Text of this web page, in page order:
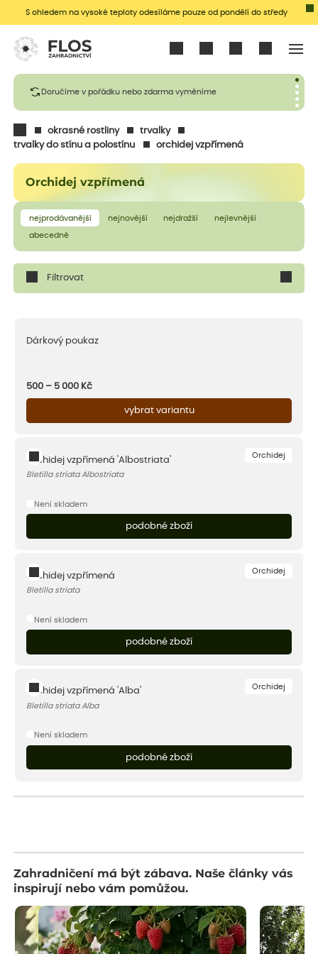
S ohledem na vysoké teploty odesíláme pouze od pondělí do středy
Doručíme v pořádku nebo zdarma vyměníme
okrasné rostliny
trvalky
trvalky do stínu a polostínu
orchidej vzpřímená
Orchidej vzpřímená
nejprodávanější nejnovější nejdražší nejlevnější
abecedně
Filtrovat
Dárkový poukaz
500 – 5 000 Kč
vybrat variantu
Orchidej
Orchidej vzpřímená 'Albostriata'
Bletilla striata Albostriata
Není skladem
podobné zboží
Orchidej
Orchidej vzpřímená
Bletilla striata
Není skladem
podobné zboží
Orchidej
Orchidej vzpřímená 'Alba'
Bletilla striata Alba
Není skladem
podobné zboží
Zahradničení má být zábava. Naše články vás
inspirují nebo vám pomůžou.